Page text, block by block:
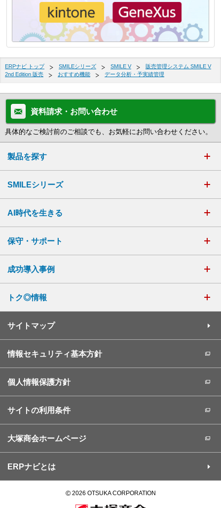
ERPナビ トップ SMILEシリーズ SMILE V
販売管理システム SMILE V
2nd Edition 販売
おすすめ機能 データ分析・予実績管理
資料請求・お問い合わせ
具体的なご検討前のご相談でも、お気軽にお問い合わせください。
製品を探す
SMILEシリーズ
AI時代を生きる
保守・サポート
成功導入事例
トク◎情報
サイトマップ
情報セキュリティ基本方針
個人情報保護方針
サイトの利用条件
大塚商会ホームページ
ERPナビとは
©2026 OTSUKA CORPORATION